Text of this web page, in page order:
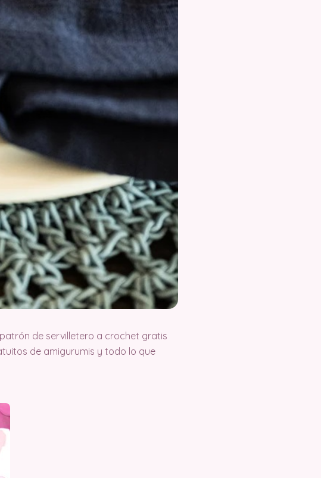
de servilletero a crochet gratis
de amigurumis y todo lo que